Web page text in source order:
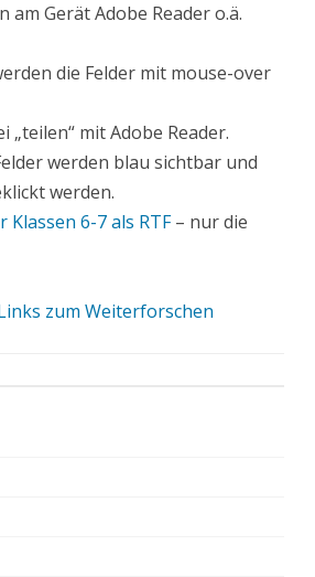
am Gerät Adobe Reader o.ä.
die Felder mit mouse-over
„teilen“ mit Adobe Reader.
werden blau sichtbar und
werden.
6-7 als RTF– nur die
zum Weiterforschen